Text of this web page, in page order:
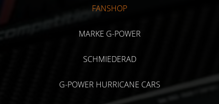
FANSHOP
MARKE G-POWER
SCHMIEDERAD
G-POWER HURRICANE CARS